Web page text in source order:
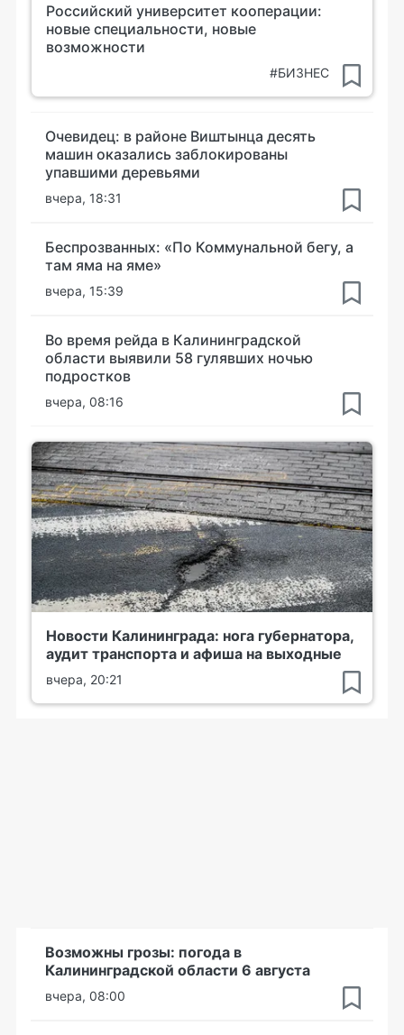
Российский университет кооперации:
новые специальности, новые
возможности
#БИЗНЕС
Очевидец: в районе Виштынца десять
машин оказались заблокированы
упавшими деревьями
вчера, 18:31
Беспрозванных: «По Коммунальной бегу, а
там яма на яме»
вчера, 15:39
Во время рейда в Калининградской
области выявили 58 гулявших ночью
подростков
вчера, 08:16
Новости Калининграда: нога губернатора,
аудит транспорта и афиша на выходные
вчера, 20:21
Возможны грозы: погода в
Калининградской области 6 августа
вчера, 08:00